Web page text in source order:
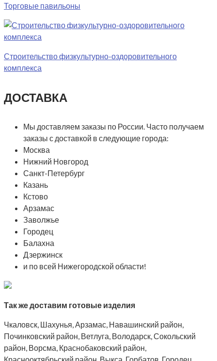
Торговые павильоны
Строительство физкультурно-оздоровительного
комплекса
ДОСТАВКА
Мы доставляем заказы по России. Часто получаем
заказы с доставкой в следующие города:
Москва
Нижний Новгород
Санкт-Петербург
Казань
Кстово
Арзамас
Заволжье
Городец
Балахна
Дзержинск
и по всей Нижегородской области!
Так же доставим готовые изделия
Чкаловск, Шахунья, Арзамас, Навашинский район,
Починковский район, Ветлуга, Володарск, Сокольский
район, Ворсма, Краснобаковский район,